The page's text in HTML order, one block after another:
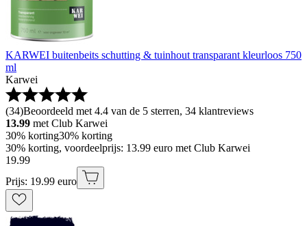
KARWEI buitenbeits schutting & tuinhout transparant kleurloos 750
ml
Karwei
(34)Beoordeeld met 4.4 van de 5 sterren, 34 klantreviews
13.99 met Club Karwei
30% korting30% korting
30% korting, voordeelprijs: 13.99 euro met Club Karwei
19.99
Prijs: 19.99 euro